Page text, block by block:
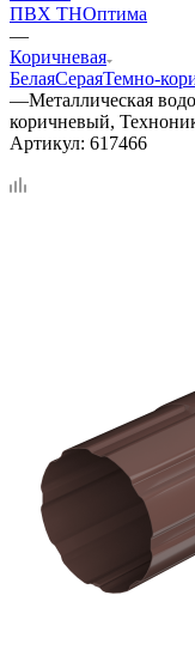
ПВХ ТНОптима
—
Коричневая
БелаяСераяТемно-
—Металлическая
коричневый,
Артикул: 617466